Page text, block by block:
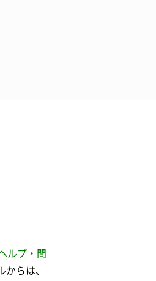
ルプ・問
からは、